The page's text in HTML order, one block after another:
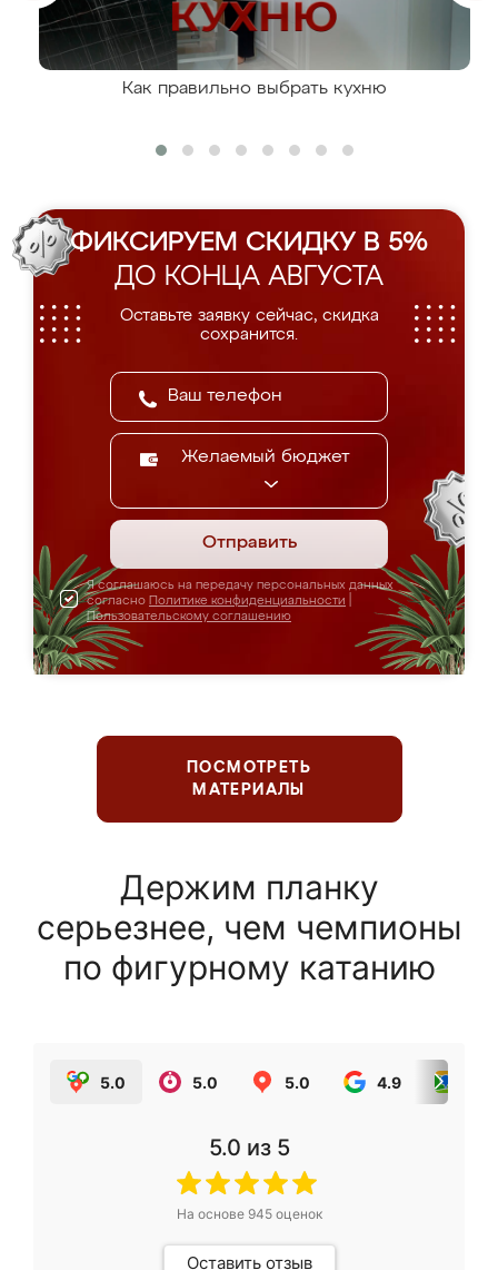
Как правильно выбрать кухню
ФИКСИРУЕМ СКИДКУ В 5%
ДО КОНЦА АВГУСТА
Оставьте заявку сейчас, скидка
сохранится.
Желаемый бюджет
Отправить
Я соглашаюсь на передачу персональных данных
согласно Политике конфиденциальности
Пользовательскому соглашению
ПОСМОТРЕТЬ
МАТЕРИАЛЫ
Держим планку
серьезнее, чем чемпионы
по фигурному катанию
5.0 5.0 5.0 4.9
5.0 из 5
На основе 945оценок
Оставить отзыв